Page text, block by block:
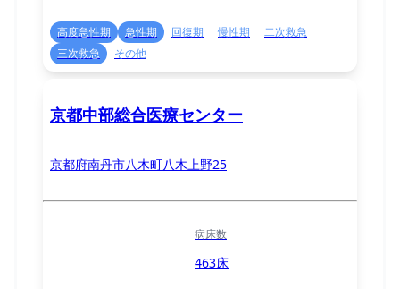
高度急性期 急性期 回復期 慢性期
二次救急
三次救急
その他
京都中部総合医療センター
京都府南丹市八木町八木上野25
病床数
463床